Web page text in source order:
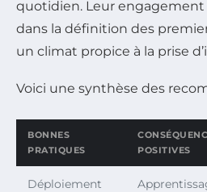
quotidien. Leur
dans la définition des
un climat propice à la prise
Voici une synthèse des
BONNES
PRATIQUES
POSITIVES
Déploiement